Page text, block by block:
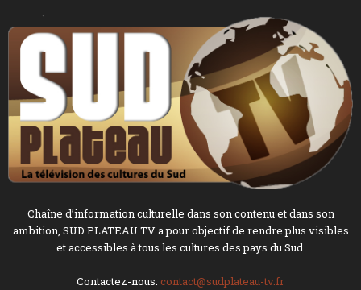
Chaîne d’information culturelle dans son contenu et dans son
ambition, SUD PLATEAU TV a pour objectif de rendre plus visibles
et accessibles à tous les cultures des pays du Sud.
Contactez-nous: contact@sudplateau-tv.fr